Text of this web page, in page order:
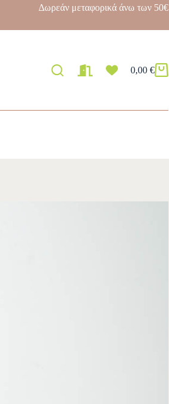
Δωρεάν μεταφορικά άνω των 50€
0,00 €